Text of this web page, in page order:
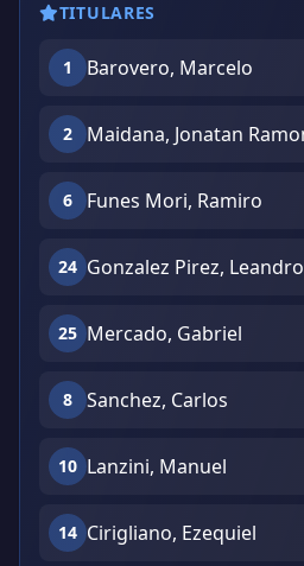
TITULARES
1 Barovero, Marcelo
2 Maidana, Jonatan
6 Funes Mori, Ramiro
24 Gonzalez Pirez, Leandro
25 Mercado, Gabriel
8 Sanchez, Carlos
10 Lanzini, Manuel
14 Cirigliano, Ezequiel